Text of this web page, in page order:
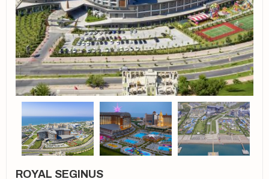
ROYAL SEGINUS